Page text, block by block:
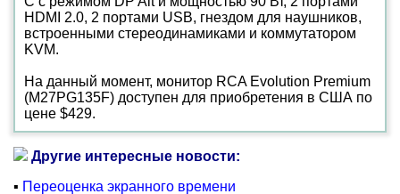
HDMI 2.0, 2 портами USB, гнездом для наушников,
встроенными стереодинамиками и коммутатором
KVM.
На данный момент, монитор RCA Evolution Premium
(M27PG135F) доступен для приобретения в США по
цене $429.
Другие интересные новости:
▪ Переоценка экранного времени